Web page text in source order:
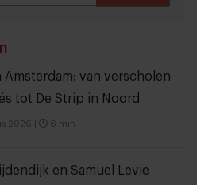
Amsterdam: van verscholen
tot De Strip in Noord
2026 6 min
en Samuel Levie